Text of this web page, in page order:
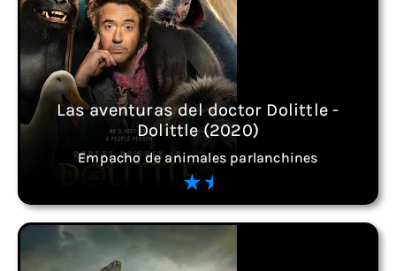
Las aventuras del doctor Dolittle -
Dolittle (2020)
Empacho de animales parlanchines